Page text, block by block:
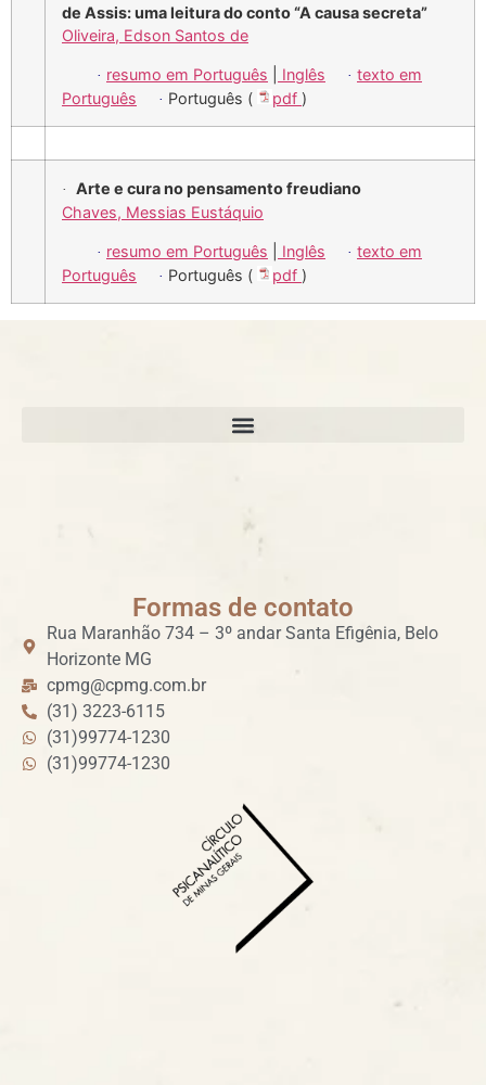
de Assis: uma leitura do conto “A causa secreta”
Oliveira, Edson Santos de
· resumo em Português Inglês · texto em
Português
· Português ( pdf )
·
Arte e cura no pensamento freudiano
Chaves, Messias Eustáquio
· resumo em Português Inglês · texto em
Português
· Português ( pdf )
Formas de contato
Rua Maranhão 734 – 3º andar Santa Efigênia, Belo
Horizonte MG
cpmg@cpmg.com.br
(31) 3223-6115
(31)99774-1230
(31)99774-1230